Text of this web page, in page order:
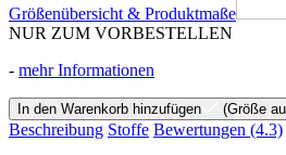
Größenübersicht & Produktmaße
NUR ZUM VORBESTELLEN
- mehr Informationen
In den Warenkorb hinzufügen (Größe
Beschreibung Stoffe Bewertungen (4.3)